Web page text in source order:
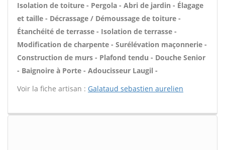
Isolation de toiture - Pergola - Abri de jardin - Élagage
et taille - Décrassage / Démoussage de toiture -
Étanchéité de terrasse - Isolation de terrasse -
Modification de charpente - Surélévation maçonnerie -
Construction de murs - Plafond tendu - Douche Senior
- Baignoire à Porte - Adoucisseur Laugil -
Voir la fiche artisan : Galataud sebastien aurelien